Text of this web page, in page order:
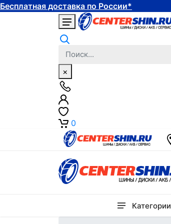
Бесплатная доставка по России*
×
0
Категории